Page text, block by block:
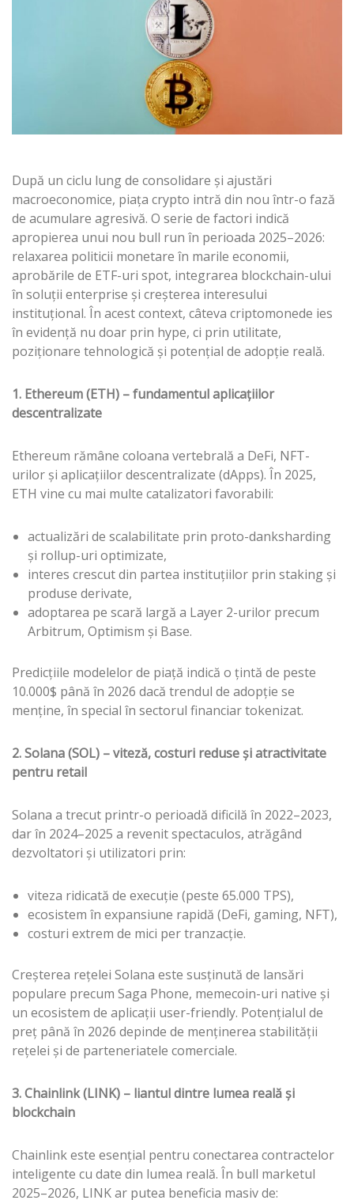
După un ciclu lung de consolidare și ajustări
macroeconomice, piața crypto intră din nou într-o fază
de acumulare agresivă. O serie de factori indică
apropierea unui nou bull run în perioada 2025–2026:
relaxarea politicii monetare în marile economii,
aprobările de ETF-uri spot, integrarea blockchain-ului
în soluții enterprise și creșterea interesului
instituțional. În acest context, câteva criptomonede ies
în evidență nu doar prin hype, ci prin utilitate,
poziționare tehnologică și potențial de adopție reală.
1. Ethereum (ETH) – fundamentul aplicațiilor
descentralizate
Ethereum rămâne coloana vertebrală a DeFi, NFT-
urilor și aplicațiilor descentralizate (dApps). În 2025,
ETH vine cu mai multe catalizatori favorabili:
actualizări de scalabilitate prin proto-danksharding
și rollup-uri optimizate,
interes crescut din partea instituțiilor prin staking și
produse derivate,
adoptarea pe scară largă a Layer 2-urilor precum
Arbitrum, Optimism și Base.
Predicțiile modelelor de piață indică o țintă de peste
10.000$ până în 2026 dacă trendul de adopție se
menține, în special în sectorul financiar tokenizat.
2. Solana (SOL) – viteză, costuri reduse și atractivitate
pentru retail
Solana a trecut printr-o perioadă dificilă în 2022–2023,
dar în 2024–2025 a revenit spectaculos, atrăgând
dezvoltatori și utilizatori prin:
viteza ridicată de execuție (peste 65.000 TPS),
ecosistem în expansiune rapidă (DeFi, gaming, NFT),
costuri extrem de mici per tranzacție.
Creșterea rețelei Solana este susținută de lansări
populare precum Saga Phone, memecoin-uri native și
un ecosistem de aplicații user-friendly. Potențialul de
preț până în 2026 depinde de menținerea stabilității
rețelei și de parteneriatele comerciale.
3. Chainlink (LINK) – liantul dintre lumea reală și
blockchain
Chainlink este esențial pentru conectarea contractelor
inteligente cu date din lumea reală. În bull marketul
2025–2026, LINK ar putea beneficia masiv de: